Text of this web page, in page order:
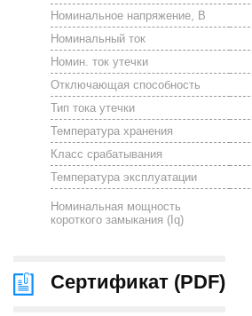
Номинальное напряжение, В
Номинальный ток
Номин. ток утечки
Отключающая способность
Тип тока утечки
Температура хранения
Класс срабатывания
Температура эксплуатации
Номинальная мощность
короткого замыкания (Iq)
Сертификат (PDF)